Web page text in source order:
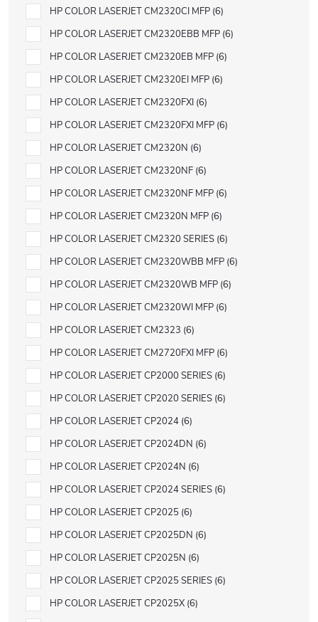
HP COLOR LASERJET CM2320CI MFP 6
HP COLOR LASERJET CM2320EBB MFP 6
HP COLOR LASERJET CM2320EB MFP 6
HP COLOR LASERJET CM2320EI MFP 6
HP COLOR LASERJET CM2320FXI 6
HP COLOR LASERJET CM2320FXI MFP 6
HP COLOR LASERJET CM2320N 6
HP COLOR LASERJET CM2320NF 6
HP COLOR LASERJET CM2320NF MFP 6
HP COLOR LASERJET CM2320N MFP 6
HP COLOR LASERJET CM2320 SERIES 6
HP COLOR LASERJET CM2320WBB MFP 6
HP COLOR LASERJET CM2320WB MFP 6
HP COLOR LASERJET CM2320WI MFP 6
HP COLOR LASERJET CM2323 6
HP COLOR LASERJET CM2720FXI MFP 6
HP COLOR LASERJET CP2000 SERIES 6
HP COLOR LASERJET CP2020 SERIES 6
HP COLOR LASERJET CP2024 6
HP COLOR LASERJET CP2024DN 6
HP COLOR LASERJET CP2024N 6
HP COLOR LASERJET CP2024 SERIES 6
HP COLOR LASERJET CP2025 6
HP COLOR LASERJET CP2025DN 6
HP COLOR LASERJET CP2025N 6
HP COLOR LASERJET CP2025 SERIES 6
HP COLOR LASERJET CP2025X 6